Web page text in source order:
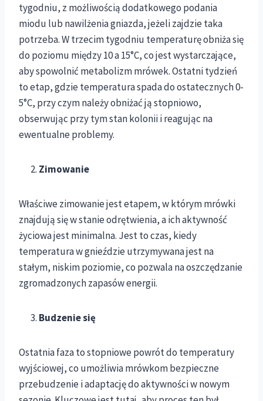
tygodniu, z możliwością dodatkowego podania
miodu lub nawilżenia gniazda, jeżeli zajdzie taka
potrzeba. W trzecim tygodniu temperaturę obniża się
do poziomu między 10 a 15°C, co jest wystarczające,
aby spowolnić metabolizm mrówek. Ostatni tydzień
to etap, gdzie temperatura spada do ostatecznych 0-
5°C, przy czym należy obniżać ją stopniowo,
obserwując przy tym stan kolonii i reagując na
ewentualne problemy.
Zimowanie
Właściwe zimowanie jest etapem, w którym mrówki
znajdują się w stanie odrętwienia, a ich aktywność
życiowa jest minimalna. Jest to czas, kiedy
temperatura w gnieździe utrzymywana jest na
stałym, niskim poziomie, co pozwala na oszczędzanie
zgromadzonych zapasów energii.
Budzenie się
Ostatnia faza to stopniowe powrót do temperatury
wyjściowej, co umożliwia mrówkom bezpieczne
przebudzenie i adaptację do aktywności w nowym